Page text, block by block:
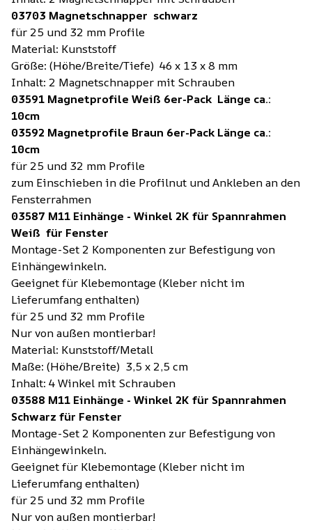
03703 Magnetschnapper schwarz
für 25 und 32 mm Profile
Material: Kunststoff
Größe: (Höhe/Breite/Tiefe) 46 x 13 x 8 mm
Inhalt: 2 Magnetschnapper mit Schrauben
03591 Magnetprofile Weiß 6er-Pack Länge ca.:
10cm
03592 Magnetprofile Braun 6er-Pack Länge ca.:
10cm
für 25 und 32 mm Profile
zum Einschieben in die Profilnut und Ankleben an den
Fensterrahmen
03587 M11 Einhänge - Winkel 2K für Spannrahmen
Weiß für Fenster
Montage-Set 2 Komponenten zur Befestigung von
Einhängewinkeln.
Geeignet für Klebemontage (Kleber nicht im
Lieferumfang enthalten)
für 25 und 32 mm Profile
Nur von außen montierbar!
Material: Kunststoff/Metall
Maße: (Höhe/Breite) 3,5 x 2,5 cm
Inhalt: 4 Winkel mit Schrauben
03588 M11 Einhänge - Winkel 2K für Spannrahmen
Schwarz für Fenster
Montage-Set 2 Komponenten zur Befestigung von
Einhängewinkeln.
Geeignet für Klebemontage (Kleber nicht im
Lieferumfang enthalten)
für 25 und 32 mm Profile
Nur von außen montierbar!